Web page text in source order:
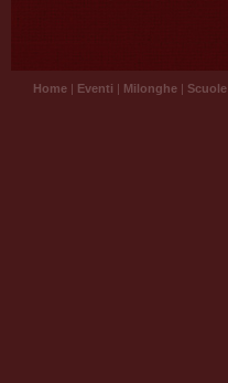
Home | Eventi | Milonghe | Scuole